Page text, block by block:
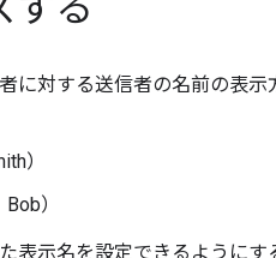
に対する送信者の名前の表
）
）
表示名を設定できるようにす